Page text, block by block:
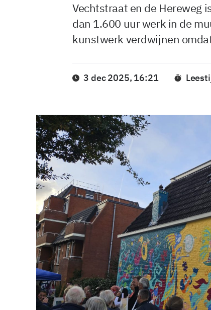
Vechtstraat en de Hereweg
dan 1.600 uur werk in de
kunstwerk verdwijnen
3 dec 2025, 16:21